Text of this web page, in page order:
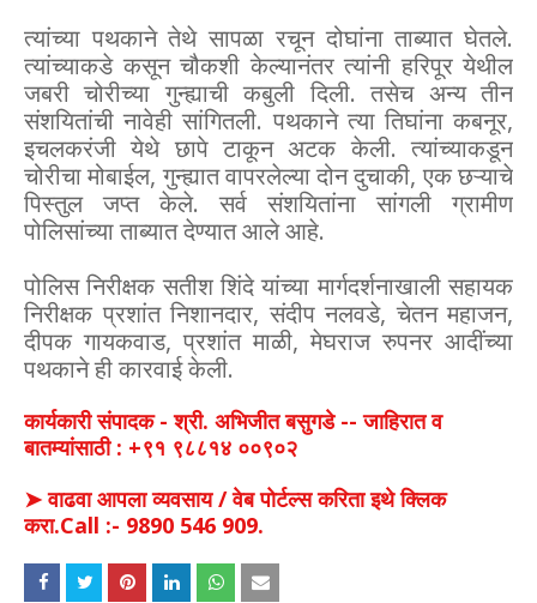
त्यांच्या पथकाने तेथे सापळा रचून दोघांना ताब्यात घेतले.
त्यांच्याकडे कसून चौकशी केल्यानंतर त्यांनी हरिपूर येथील
जबरी चोरीच्या गुन्ह्याची कबुली दिली. तसेच अन्य तीन
संशयितांची नावेही सांगितली. पथकाने त्या तिघांना कबनूर,
इचलकरंजी येथे छापे टाकून अटक केली. त्यांच्याकडून
चोरीचा मोबाईल, गुन्ह्यात वापरलेल्या दोन दुचाकी, एक छऱ्याचे
पिस्तुल जप्त केले. सर्व संशयितांना सांगली ग्रामीण
पोलिसांच्या ताब्यात देण्यात आले आहे.
पोलिस निरीक्षक सतीश शिंदे यांच्या मार्गदर्शनाखाली सहायक
निरीक्षक प्रशांत निशानदार, संदीप नलवडे, चेतन महाजन,
दीपक गायकवाड, प्रशांत माळी, मेघराज रुपनर आदींच्या
पथकाने ही कारवाई केली.
कार्यकारी संपादक - श्री. अभिजीत बसुगडे -- जाहिरात व
बातम्यांसाठी : +९१ ९८८१४ ००९०२
➤ वाढवा आपला व्यवसाय / वेब पोर्टल्स करिता इथे क्लिक
करा.Call :- 9890 546 909.